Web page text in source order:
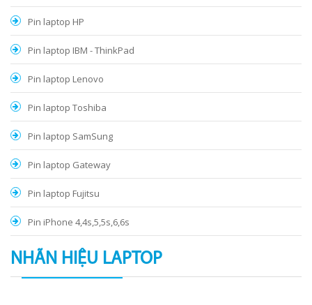
Pin laptop HP
Pin laptop IBM - ThinkPad
Pin laptop Lenovo
Pin laptop Toshiba
Pin laptop SamSung
Pin laptop Gateway
Pin laptop Fujitsu
Pin iPhone 4,4s,5,5s,6,6s
NHÃN HIỆU LAPTOP